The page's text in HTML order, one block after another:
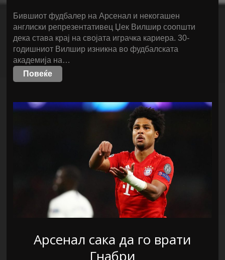
Бившиот фудбалер на Арсенал и некогашен
англиски репрезентативец Џек Вилшир соопшти
дека става крај на својата играчка кариера. 30-
годишниот Вилшир изникна во фудбалската
академија на…
Повеќе
Арсенал сака да го врати
Гнабри